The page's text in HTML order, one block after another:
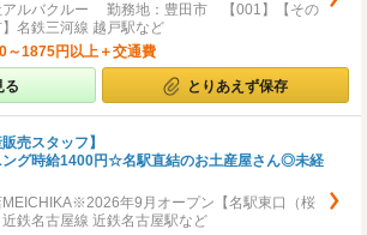
アルバクルー 勤務地：豊田市 【001】【その
名鉄三河線 越戸駅など
～1875円以上＋交通費
る とりあえず保存
販売スタッフ】
ング時給1400円☆名駅直結のお土産屋さん◎未経
MEICHIKA※2026年9月オープン【名駅東口（桜
鉄名古屋線 近鉄名古屋駅など